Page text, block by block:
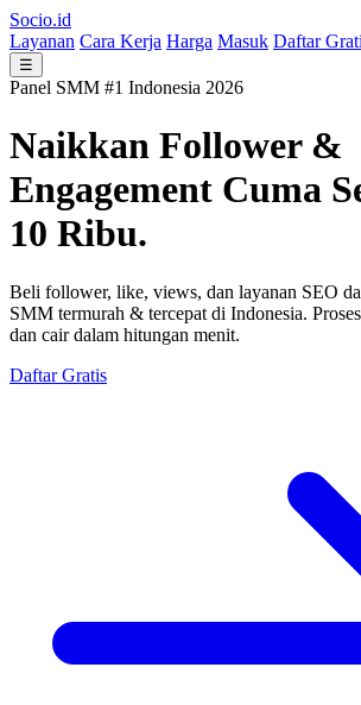
Socio.id
Layanan Cara Kerja Harga Masuk Daftar
☰
Panel SMM #1 Indonesia 2026
Naikkan Follower &
Engagement Cuma
10 Ribu.
Beli follower, like, views, dan layanan SEO
SMM termurah & tercepat di Indonesia.
dan cair dalam hitungan menit.
Daftar Gratis